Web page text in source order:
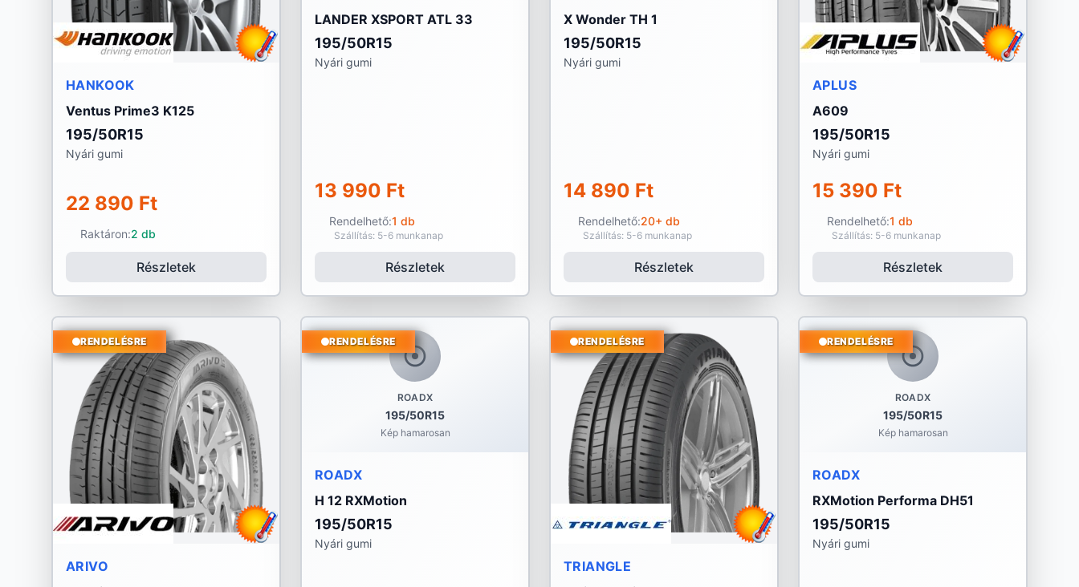
HANKOOK
Ventus Prime3 K125
195/50R15
Nyári gumi
22 890 Ft
Raktáron:2 db
Részletek
LANDER XSPORT ATL 33
195/50R15
Nyári gumi
13 990 Ft
Rendelhető:1 db
Szállítás: 5-6 munkanap
Részletek
X Wonder TH 1
195/50R15
Nyári gumi
14 890 Ft
Rendelhető:20+ db
Szállítás: 5-6 munkanap
Részletek
APLUS
A609
195/50R15
Nyári gumi
15 390 Ft
Rendelhető:1 db
Szállítás: 5-6 munkanap
Részletek
RENDELÉSRE
ARIVO
ROADX
195/50R15
Kép hamarosan
RENDELÉSRE
ROADX
H 12 RXMotion
195/50R15
Nyári gumi
RENDELÉSRE
TRIANGLE
ROADX
195/50R15
Kép hamarosan
RENDELÉSRE
ROADX
RXMotion Performa DH51
195/50R15
Nyári gumi